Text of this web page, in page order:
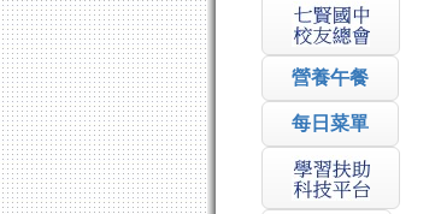
營養午餐
每日菜單